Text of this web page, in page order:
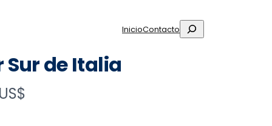
InicioContactoBuscar
Sur de Italia